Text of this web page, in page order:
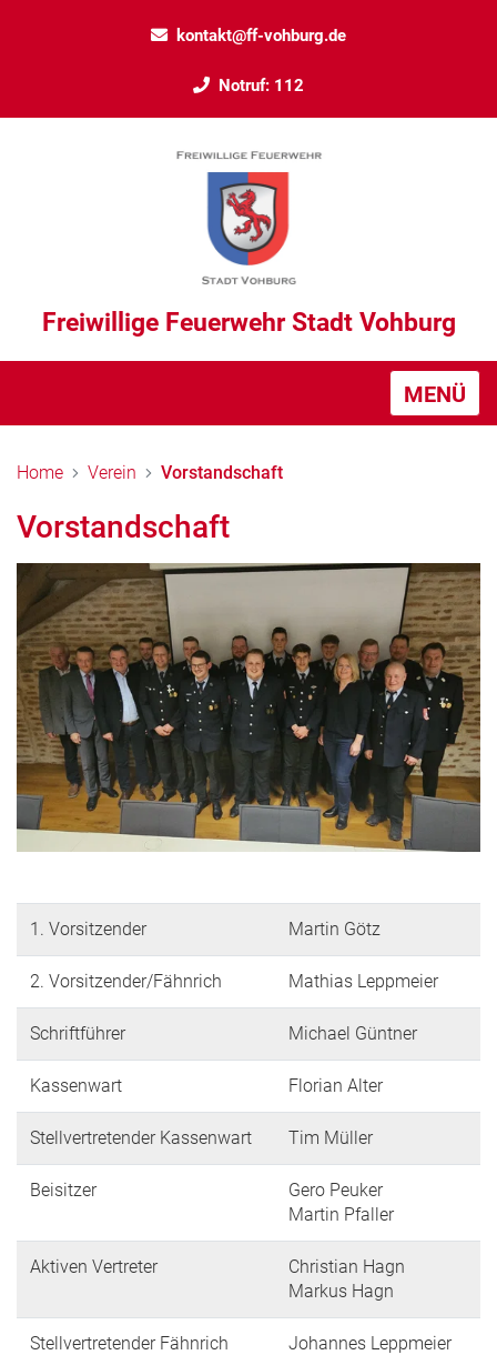
kontakt@ff-vohburg.de
Notruf: 112
Freiwillige Feuerwehr Stadt Vohburg
MENÜ
Home Verein Vorstandschaft
Vorstandschaft
1. Vorsitzender Martin Götz
2. Vorsitzender/Fähnrich Mathias Leppmeier
Schriftführer Michael Güntner
Kassenwart Florian Alter
Stellvertretender Kassenwart Tim Müller
Beisitzer
Gero Peuker
Martin Pfaller
Aktiven Vertreter
Christian Hagn
Markus Hagn
Stellvertretender Fähnrich Johannes Leppmeier